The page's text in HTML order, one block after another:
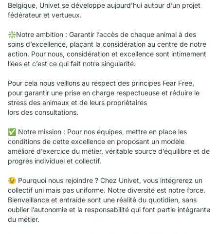
Belgique, Univet se développe aujourd’hui autour d’un projet
fédérateur et vertueux.
❇️Notre ambition : Garantir l’accès de chaque animal à des
soins d’excellence, plaçant la considération au centre de notre
action. Pour nous, considération et excellence sont intimement
liées et c’est ce qui fait notre singularité.
Pour cela nous veillons au respect des principes Fear Free,
pour garantir une prise en charge respectueuse et réduire le
stress des animaux et de leurs propriétaires
lors des consultations.
✅ Notre mission : Pour nos équipes, mettre en place les
conditions de cette excellence en proposant un modèle
amélioré d’exercice du métier, véritable source d’équilibre et de
progrès individuel et collectif.
😉 Pourquoi nous rejoindre ? Chez Univet, vous intégrerez un
collectif uni mais pas uniforme. Notre diversité est notre force.
Bienveillance et entraide sont une réalité du quotidien, sans
oublier l’autonomie et la responsabilité qui font partie intégrante
du métier.